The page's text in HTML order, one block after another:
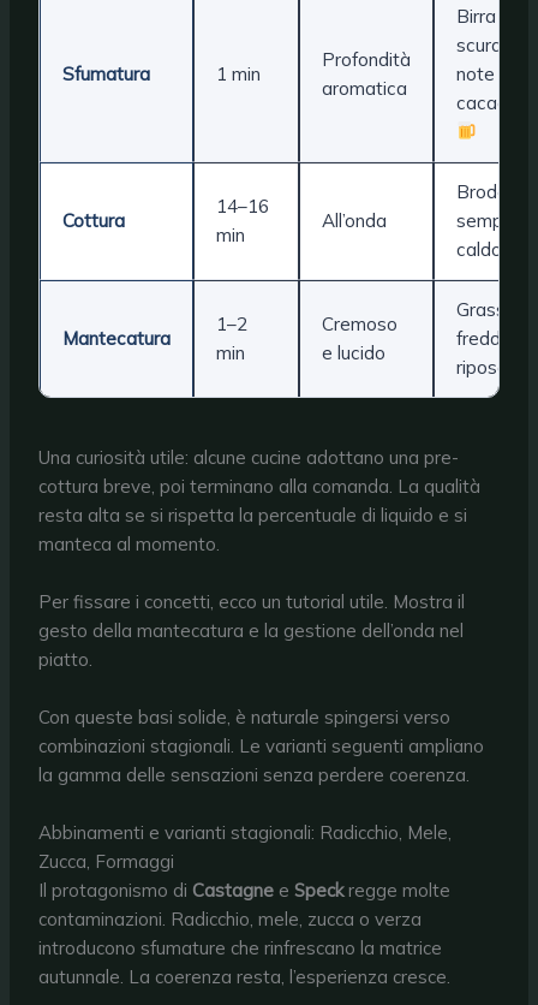
Sfumatura 1 min
Profondità
aromatica
Birra
scura =
note di
cacao
Cottura
14–16
min
All’onda
Brodo
sempre
caldo
Mantecatura
1–2
min
Cremoso
e lucido
Grassi
freddi +
riposo
Una curiosità utile: alcune cucine adottano una pre-
cottura breve, poi terminano alla comanda. La qualità
resta alta se si rispetta la percentuale di liquido e si
manteca al momento.
Per fissare i concetti, ecco un tutorial utile. Mostra il
gesto della mantecatura e la gestione dell’onda nel
piatto.
Con queste basi solide, è naturale spingersi verso
combinazioni stagionali. Le varianti seguenti ampliano
la gamma delle sensazioni senza perdere coerenza.
Abbinamenti e varianti stagionali: Radicchio, Mele,
Zucca, Formaggi
Il protagonismo di Castagne eSpeckregge molte
contaminazioni. Radicchio, mele, zucca o verza
introducono sfumature che rinfrescano la matrice
autunnale. La coerenza resta, l’esperienza cresce.